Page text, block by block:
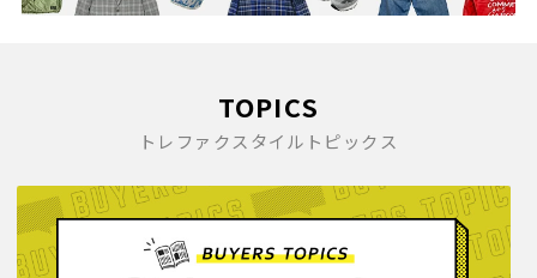
TOPICS
トレファクスタイルトピックス